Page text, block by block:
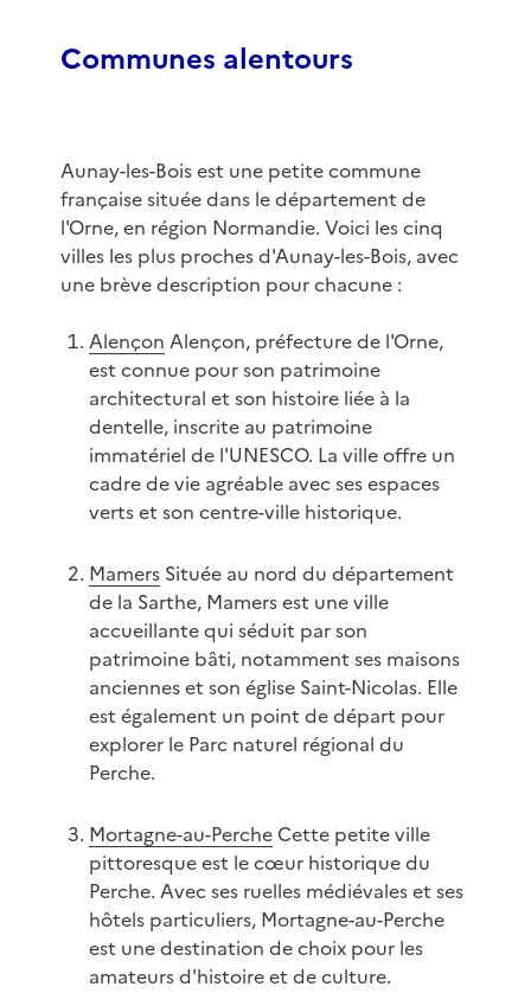
Communes alentours
Aunay-les-Bois est une petite commune
française située dans le département de
l'Orne, en région Normandie. Voici les cinq
villes les plus proches d'Aunay-les-Bois, avec
une brève description pour chacune :
Alençon Alençon, préfecture de l'Orne,
est connue pour son patrimoine
architectural et son histoire liée à la
dentelle, inscrite au patrimoine
immatériel de l'UNESCO. La ville offre un
cadre de vie agréable avec ses espaces
verts et son centre-ville historique.
MamersSituée au nord du département
de la Sarthe, Mamers est une ville
accueillante qui séduit par son
patrimoine bâti, notamment ses maisons
anciennes et son église Saint-Nicolas. Elle
est également un point de départ pour
explorer le Parc naturel régional du
Perche.
Mortagne-au-PercheCette petite ville
pittoresque est le cœur historique du
Perche. Avec ses ruelles médiévales et ses
hôtels particuliers, Mortagne-au-Perche
est une destination de choix pour les
amateurs d'histoire et de culture.